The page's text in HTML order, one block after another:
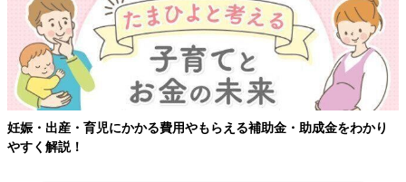
【ワクチン接種できるものも】妊婦の感染症対策、知っておいて！